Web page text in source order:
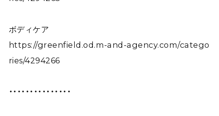
ボディケア
https://greenfield.od.m-and-agency.com/catego
ries/4294266
・・・・・・・・・・・・・・・